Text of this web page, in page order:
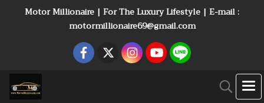
Motor Millionaire | For The Luxury Lifestyle | E-mail :
motormillionaire69@gmail.com